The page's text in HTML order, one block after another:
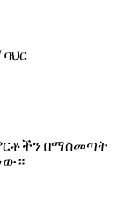
በማስመጣት